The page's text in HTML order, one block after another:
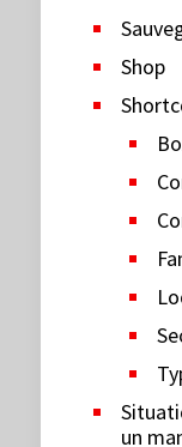
Shop
un